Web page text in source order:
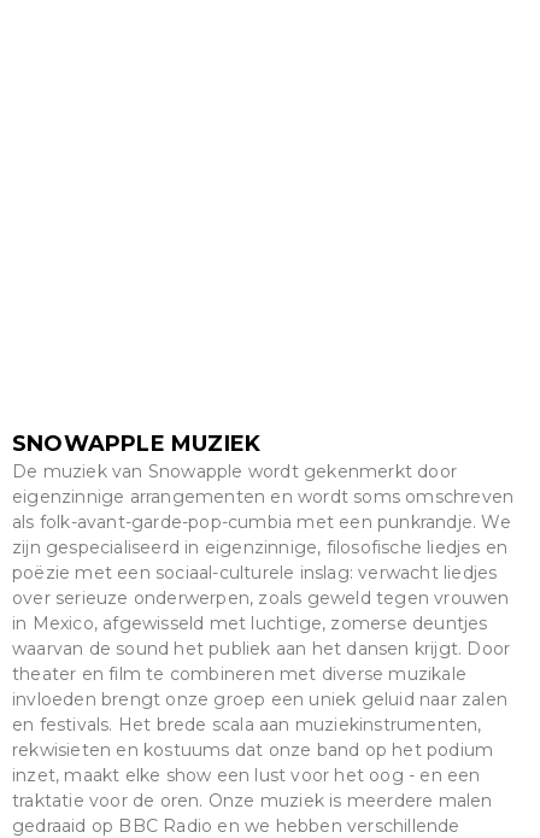
SNOWAPPLE MUZIEK
De muziek van Snowapple wordt gekenmerkt door
eigenzinnige arrangementen en wordt soms omschreven
als folk-avant-garde-pop-cumbia met een punkrandje. We
zijn gespecialiseerd in eigenzinnige, filosofische liedjes en
poëzie met een sociaal-culturele inslag: verwacht liedjes
over serieuze onderwerpen, zoals geweld tegen vrouwen
in Mexico, afgewisseld met luchtige, zomerse deuntjes
waarvan de sound het publiek aan het dansen krijgt. Door
theater en film te combineren met diverse muzikale
invloeden brengt onze groep een uniek geluid naar zalen
en festivals. Het brede scala aan muziekinstrumenten,
rekwisieten en kostuums dat onze band op het podium
inzet, maakt elke show een lust voor het oog - en een
traktatie voor de oren. Onze muziek is meerdere malen
gedraaid op BBC Radio en we hebben verschillende